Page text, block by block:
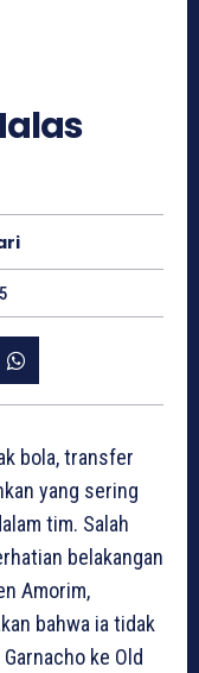
bola, transfer
yang sering
tim. Salah
belakangan
Amorim,
bahwa ia tidak
ke Old